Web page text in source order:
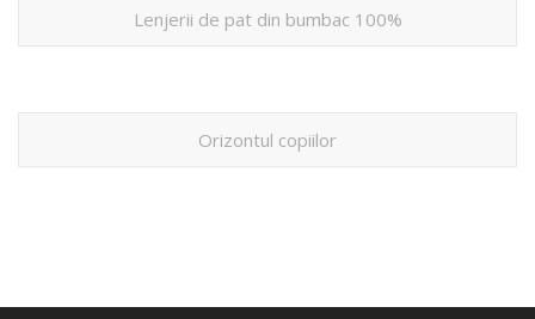
Lenjerii de pat din bumbac 100%
Orizontul copiilor